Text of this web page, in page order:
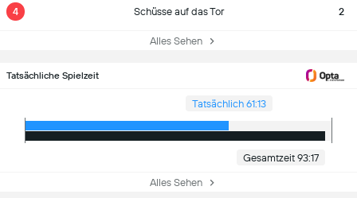
4 Schüsse auf das Tor 2
Alles Sehen
Tatsächliche Spielzeit
Tatsächlich 61:13
Gesamtzeit 93:17
Alles Sehen